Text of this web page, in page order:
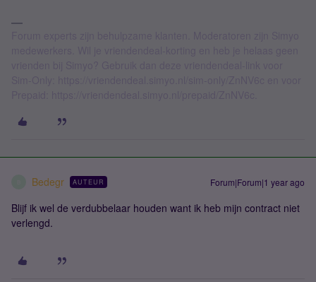
Bedegr AUTEUR Forum|Forum|1 year ago
Blijf ik wel de verdubbelaar houden want ik heb mijn contract niet
verlengd.